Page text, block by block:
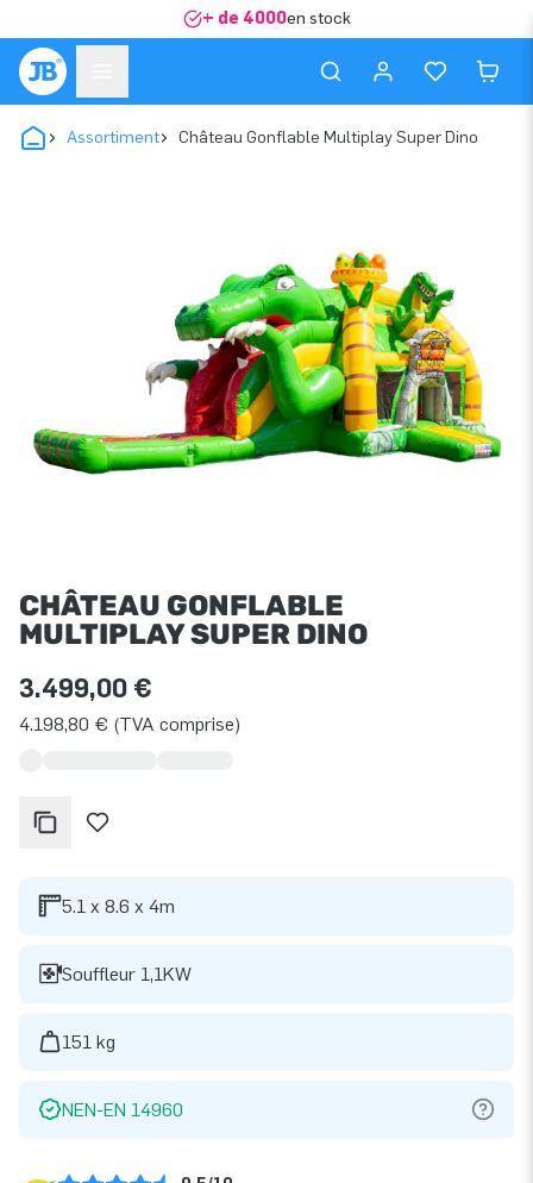
+ de 4000en stock
Assortiment Château Gonflable Multiplay Super Dino
CHÂTEAU GONFLABLE
MULTIPLAY SUPER DINO
3.499,00 €
4.198,80 € (TVA comprise)
5.1 x 8.6 x 4m
Souffleur 1,1KW
151 kg
NEN-EN 14960